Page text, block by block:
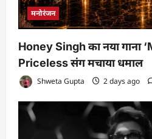
मनोरंजन
Honey Singh का नया गाना
Priceless संग मचाया धमाल
Shweta Gupta 2 days ago